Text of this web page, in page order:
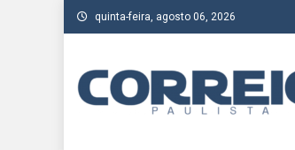
Skip
to
quinta-feira, agosto 06, 2026
Acompanhe as últimas notícias da